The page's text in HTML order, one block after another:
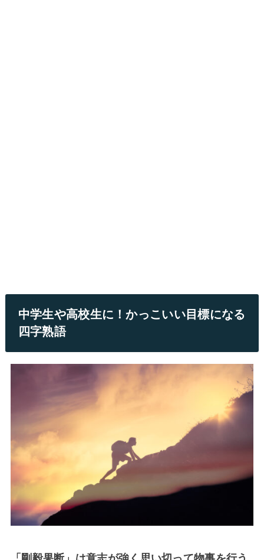
中学生や高校生に！かっこいい目標になる
四字熟語